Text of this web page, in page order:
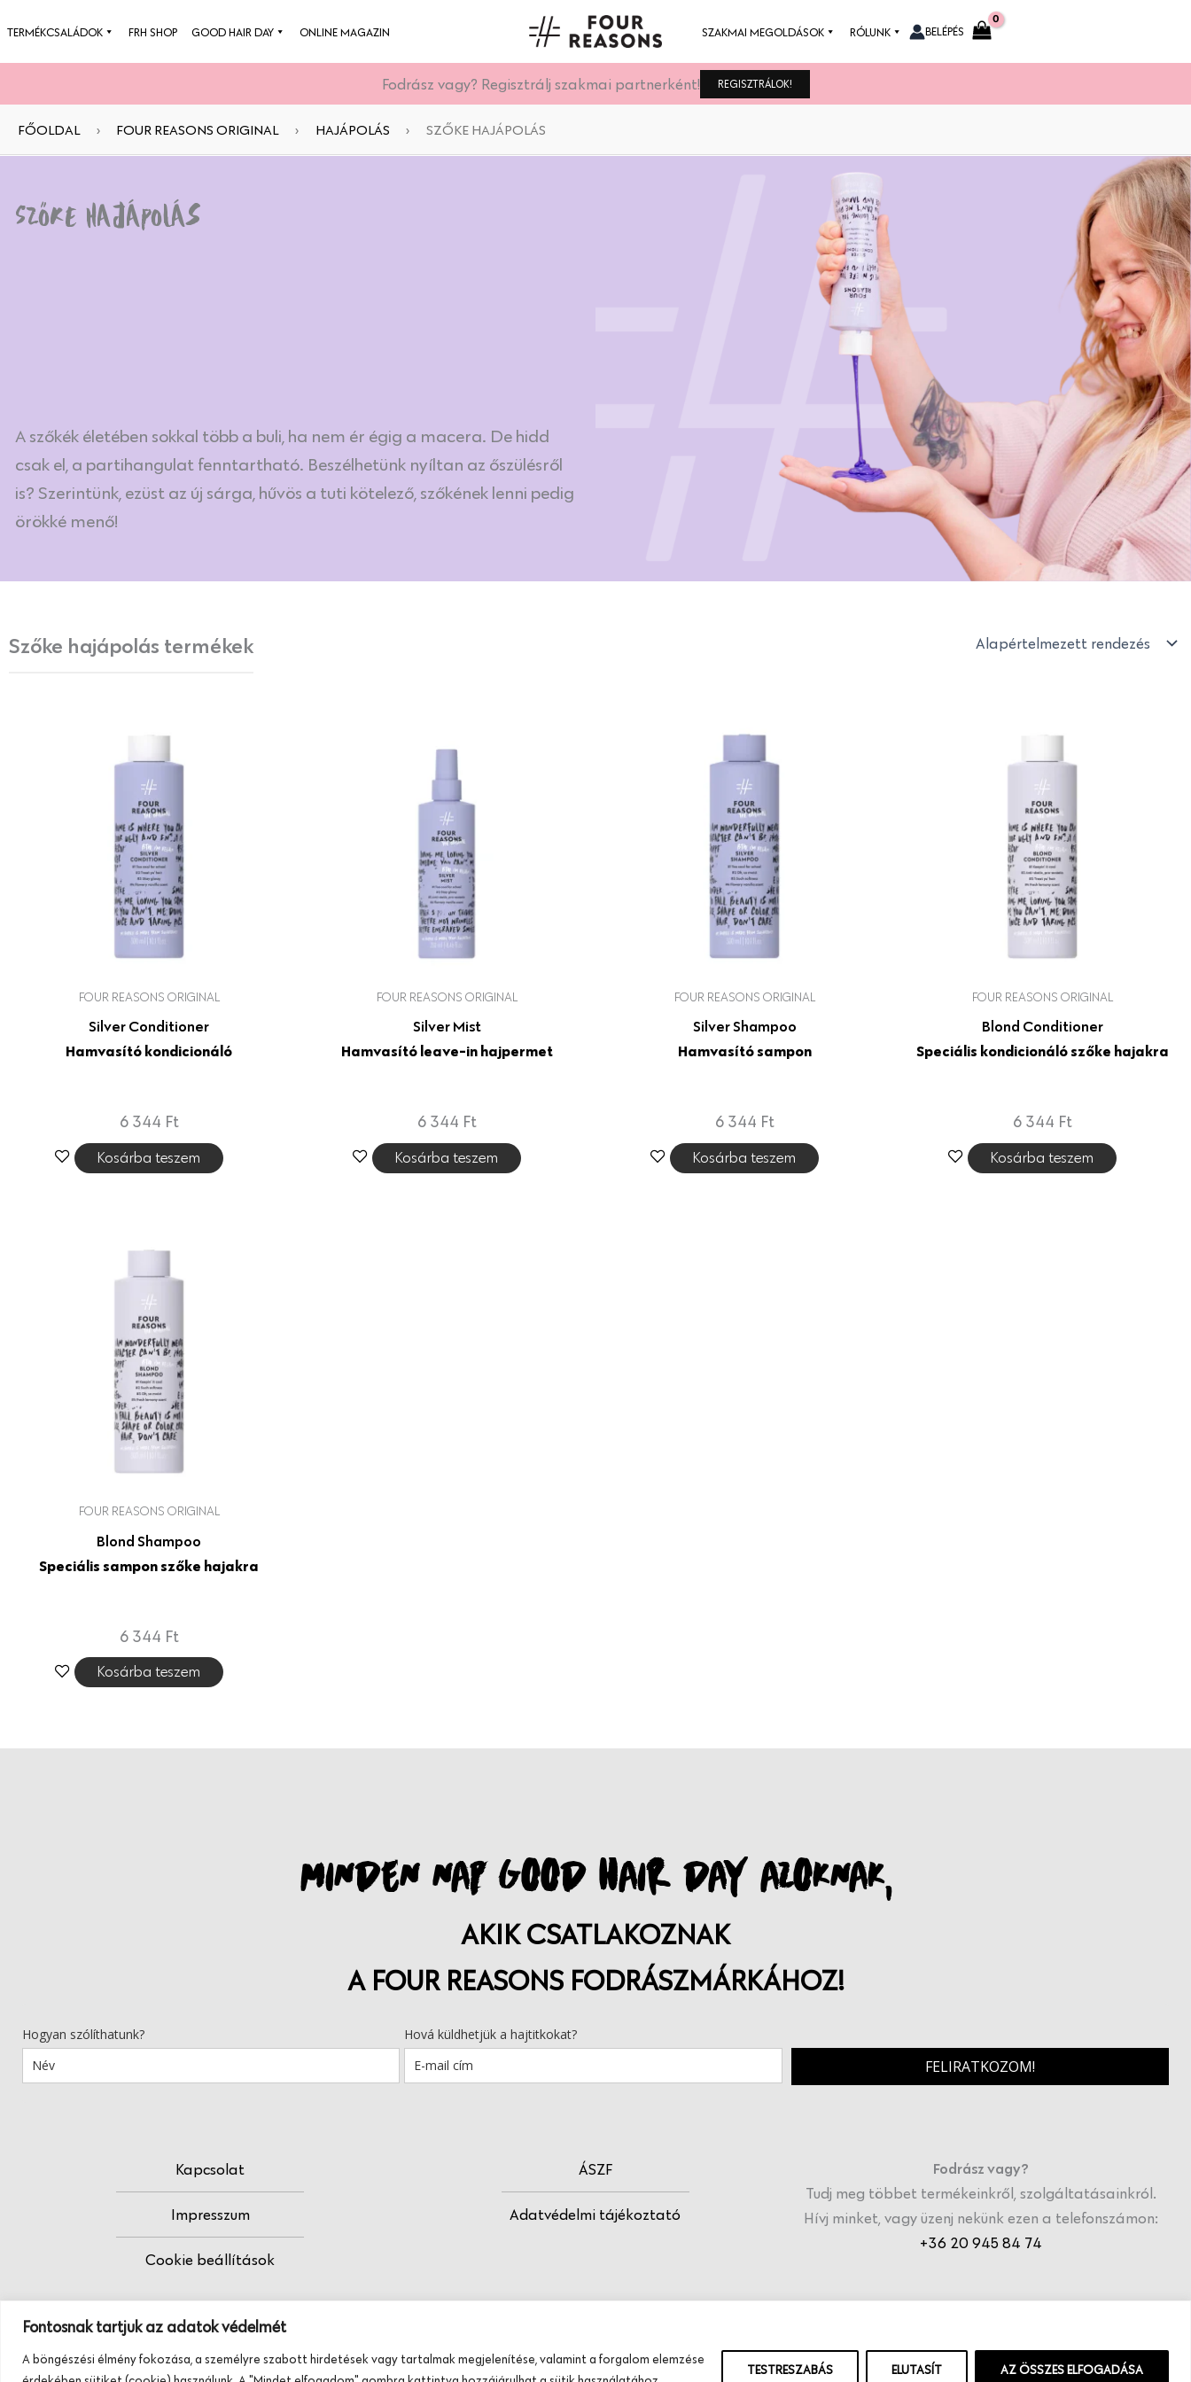
Fontosnak tartjuk az adatok védelmét
A böngészési élmény fokozása, a személyre szabott hirdetések vagy tartalmak megjelenítése, valamint a forgalom elemzése
TESTRESZABÁS ELUTASÍT AZ ÖSSZES ELFOGADÁSA
to
content
TERMÉKCSALÁDOK FRH SHOP GOOD HAIR DAY ONLINE MAGAZIN SZAKMAI MEGOLDÁSOK RÓLUNK BELÉPÉS
Fodrász vagy? Regisztrálj szakmai partnerként! REGISZTRÁLOK!
FŐOLDAL › FOUR REASONS ORIGINAL › HAJÁPOLÁS › SZŐKE HAJÁPOLÁS
Szőke hajápolás
A szőkék életében sokkal több a buli, ha nem ér égig a macera. De hidd
csak el, a partihangulat fenntartható. Beszélhetünk nyíltan az őszülésről
is? Szerintünk, ezüst az új sárga, hűvös a tuti kötelező, szőkének lenni pedig
örökké menő!
Szőke hajápolás termékek
FOUR REASONS ORIGINAL
Silver Conditioner
Hamvasító kondicionáló
6 344 Ft
Kosárba teszem
FOUR REASONS ORIGINAL
Silver Mist
Hamvasító leave-in hajpermet
6 344 Ft
Kosárba teszem
FOUR REASONS ORIGINAL
Silver Shampoo
Hamvasító sampon
6 344 Ft
Kosárba teszem
FOUR REASONS ORIGINAL
Blond Conditioner
Speciális kondicionáló szőke hajakra
6 344 Ft
Kosárba teszem
FOUR REASONS ORIGINAL
Blond Shampoo
Speciális sampon szőke hajakra
6 344 Ft
Kosárba teszem
MINDEN NAP GOOD HAIR DAY AZOKNAK,
AKIK CSATLAKOZNAK
A FOUR REASONS FODRÁSZMÁRKÁHOZ!
Hogyan szólíthatunk? Hová küldhetjük a hajtitkokat?
FELIRATKOZOM!
Kapcsolat
Impresszum
Cookie beállítások
ÁSZF
Adatvédelmi tájékoztató
Fodrász vagy?
Tudj meg többet termékeinkről, szolgáltatásainkról.
Hívj minket, vagy üzenj nekünk ezen a telefonszámon:
+36 20 945 84 74